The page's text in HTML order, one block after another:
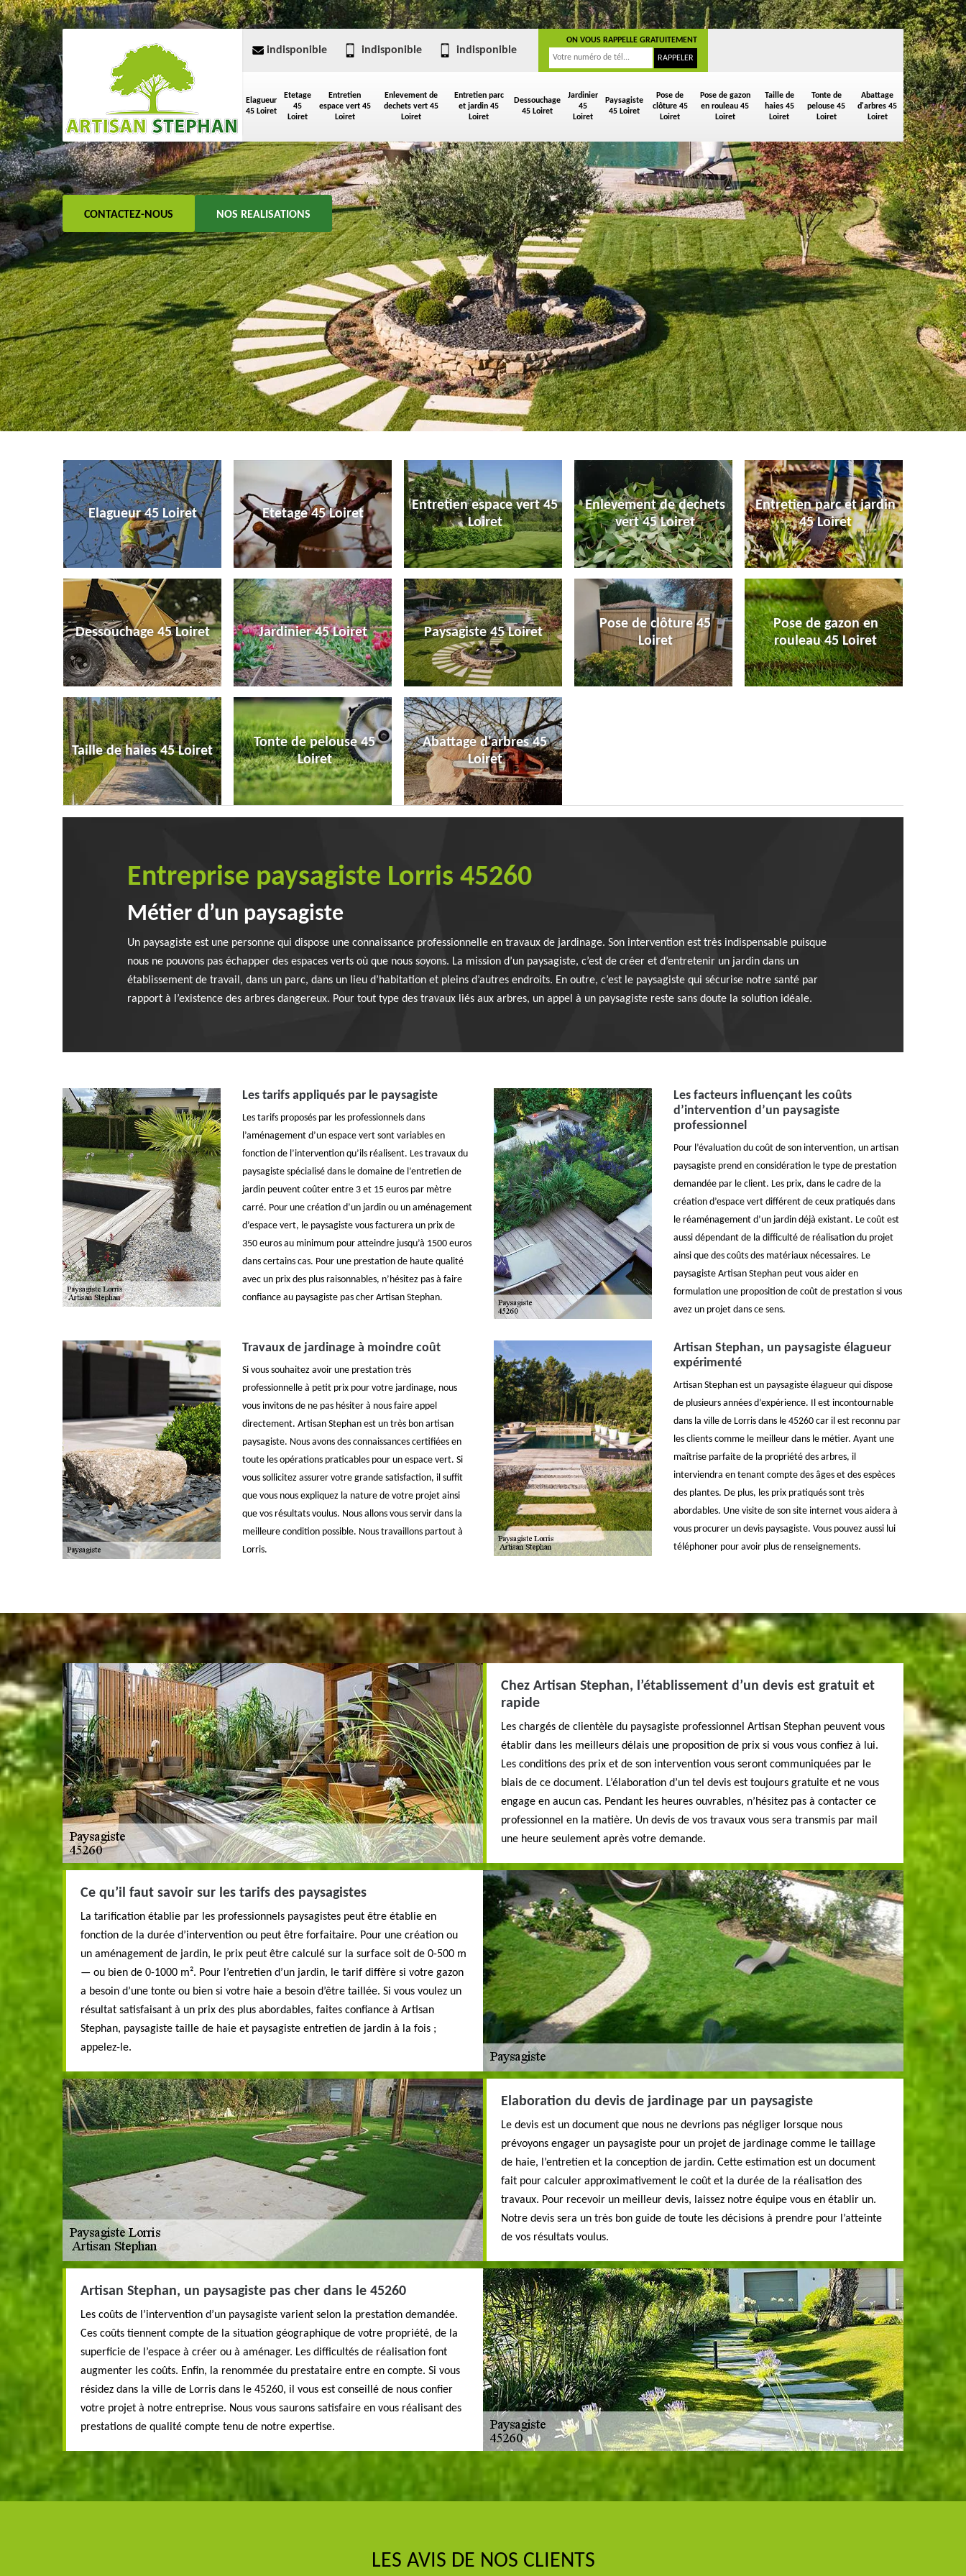
Elagueur
45 Loiret
Etetage
45
Loiret
Entretien
espace vert 45
Loiret
Enlevement de
dechets vert 45
Loiret
Entretien parc
et jardin 45
Loiret
Dessouchage
45 Loiret
Jardinier
45
Loiret
Paysagiste
45 Loiret
Pose de
clôture 45
Loiret
Pose de gazon
en rouleau 45
Loiret
Taille de
haies 45
Loiret
Tonte de
pelouse 45
Loiret
Abattage
d'arbres 45
Loiret
indisponible indisponible indisponible
ON VOUS RAPPELLE GRATUITEMENT
CONTACTEZ-NOUS NOS REALISATIONS
Elagueur 45 Loiret Etetage 45 Loiret
Entretien espace vert 45
Loiret
Enlevement de dechets
vert 45 Loiret
Entretien parc et jardin
45 Loiret
Dessouchage 45 Loiret Jardinier 45 Loiret Paysagiste 45 Loiret
Pose de clôture 45
Loiret
Pose de gazon en
rouleau 45 Loiret
Taille de haies 45 Loiret
Tonte de pelouse 45
Loiret
Abattage d'arbres 45
Loiret
Entreprise paysagiste Lorris 45260
Métier d’un paysagiste
Un paysagiste est une personne qui dispose une connaissance professionnelle en travaux de jardinage. Son intervention est très indispensable puisque
nous ne pouvons pas échapper des espaces verts où que nous soyons. La mission d’un paysagiste, c’est de créer et d’entretenir un jardin dans un
établissement de travail, dans un parc, dans un lieu d’habitation et pleins d’autres endroits. En outre, c’est le paysagiste qui sécurise notre santé par
rapport à l’existence des arbres dangereux. Pour tout type des travaux liés aux arbres, un appel à un paysagiste reste sans doute la solution idéale.
Les tarifs appliqués par le paysagiste
Les tarifs proposés par les professionnels dans
l’aménagement d’un espace vert sont variables en
fonction de l’intervention qu’ils réalisent. Les travaux du
paysagiste spécialisé dans le domaine de l’entretien de
jardin peuvent coûter entre 3 et 15 euros par mètre
carré. Pour une création d’un jardin ou un aménagement
d’espace vert, le paysagiste vous facturera un prix de
350 euros au minimum pour atteindre jusqu’à 1500 euros
dans certains cas. Pour une prestation de haute qualité
avec un prix des plus raisonnables, n’hésitez pas à faire
confiance au paysagiste pas cher Artisan Stephan.
Les facteurs influençant les coûts
d’intervention d’un paysagiste
professionnel
Pour l’évaluation du coût de son intervention, un artisan
paysagiste prend en considération le type de prestation
demandée par le client. Les prix, dans le cadre de la
création d’espace vert différent de ceux pratiqués dans
le réaménagement d’un jardin déjà existant. Le coût est
aussi dépendant de la difficulté de réalisation du projet
ainsi que des coûts des matériaux nécessaires. Le
paysagiste Artisan Stephan peut vous aider en
formulation une proposition de coût de prestation si vous
avez un projet dans ce sens.
Travaux de jardinage à moindre coût
Si vous souhaitez avoir une prestation très
professionnelle à petit prix pour votre jardinage, nous
vous invitons de ne pas hésiter à nous faire appel
directement. Artisan Stephan est un très bon artisan
paysagiste. Nous avons des connaissances certifiées en
toute les opérations praticables pour un espace vert. Si
vous sollicitez assurer votre grande satisfaction, il suffit
que vous nous expliquez la nature de votre projet ainsi
que vos résultats voulus. Nous allons vous servir dans la
meilleure condition possible. Nous travaillons partout à
Lorris.
Artisan Stephan, un paysagiste élagueur
expérimenté
Artisan Stephan est un paysagiste élagueur qui dispose
de plusieurs années d’expérience. Il est incontournable
dans la ville de Lorris dans le 45260 car il est reconnu par
les clients comme le meilleur dans le métier. Ayant une
maîtrise parfaite de la propriété des arbres, il
interviendra en tenant compte des âges et des espèces
des plantes. De plus, les prix pratiqués sont très
abordables. Une visite de son site internet vous aidera à
vous procurer un devis paysagiste. Vous pouvez aussi lui
téléphoner pour avoir plus de renseignements.
Chez Artisan Stephan, l’établissement d’un devis est gratuit et
rapide
Les chargés de clientèle du paysagiste professionnel Artisan Stephan peuvent vous
établir dans les meilleurs délais une proposition de prix si vous vous confiez à lui.
Les conditions des prix et de son intervention vous seront communiquées par le
biais de ce document. L’élaboration d’un tel devis est toujours gratuite et ne vous
engage en aucun cas. Pendant les heures ouvrables, n’hésitez pas à contacter ce
professionnel en la matière. Un devis de vos travaux vous sera transmis par mail
une heure seulement après votre demande.
Ce qu’il faut savoir sur les tarifs des paysagistes
La tarification établie par les professionnels paysagistes peut être établie en
fonction de la durée d’intervention ou peut être forfaitaire. Pour une création ou
un aménagement de jardin, le prix peut être calculé sur la surface soit de 0-500 m
— ou bien de 0-1000 m². Pour l’entretien d’un jardin, le tarif diffère si votre gazon
a besoin d’une tonte ou bien si votre haie a besoin d’être taillée. Si vous voulez un
résultat satisfaisant à un prix des plus abordables, faites confiance à Artisan
Stephan, paysagiste taille de haie et paysagiste entretien de jardin à la fois ;
appelez-le.
Elaboration du devis de jardinage par un paysagiste
Le devis est un document que nous ne devrions pas négliger lorsque nous
prévoyons engager un paysagiste pour un projet de jardinage comme le taillage
de haie, l’entretien et la conception de jardin. Cette estimation est un document
fait pour calculer approximativement le coût et la durée de la réalisation des
travaux. Pour recevoir un meilleur devis, laissez notre équipe vous en établir un.
Notre devis sera un très bon guide de toute les décisions à prendre pour l’atteinte
de vos résultats voulus.
Artisan Stephan, un paysagiste pas cher dans le 45260
Les coûts de l’intervention d’un paysagiste varient selon la prestation demandée.
Ces coûts tiennent compte de la situation géographique de votre propriété, de la
superficie de l’espace à créer ou à aménager. Les difficultés de réalisation font
augmenter les coûts. Enfin, la renommée du prestataire entre en compte. Si vous
résidez dans la ville de Lorris dans le 45260, il vous est conseillé de nous confier
votre projet à notre entreprise. Nous vous saurons satisfaire en vous réalisant des
prestations de qualité compte tenu de notre expertise.
LES AVIS DE NOS CLIENTS